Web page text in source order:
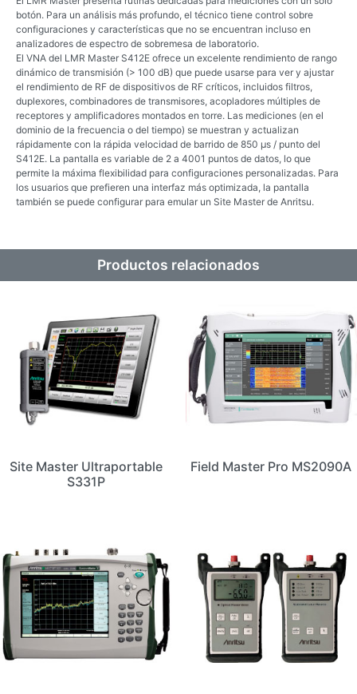
botón. Para un análisis más profundo, el técnico tiene control sobre
configuraciones y características que no se encuentran incluso en
analizadores de espectro de sobremesa de laboratorio.
El VNA del LMR Master S412E ofrece un excelente rendimiento de rango
dinámico de transmisión (> 100 dB) que puede usarse para ver y ajustar
el rendimiento de RF de dispositivos de RF críticos, incluidos filtros,
duplexores, combinadores de transmisores, acopladores múltiples de
receptores y amplificadores montados en torre. Las mediciones (en el
dominio de la frecuencia o del tiempo) se muestran y actualizan
rápidamente con la rápida velocidad de barrido de 850 μs / punto del
S412E. La pantalla es variable de 2 a 4001 puntos de datos, lo que
permite la máxima flexibilidad para configuraciones personalizadas. Para
los usuarios que prefieren una interfaz más optimizada, la pantalla
también se puede configurar para emular un Site Master de Anritsu.
Productos relacionados
Site Master Ultraportable
S331P
Field Master Pro MS2090A